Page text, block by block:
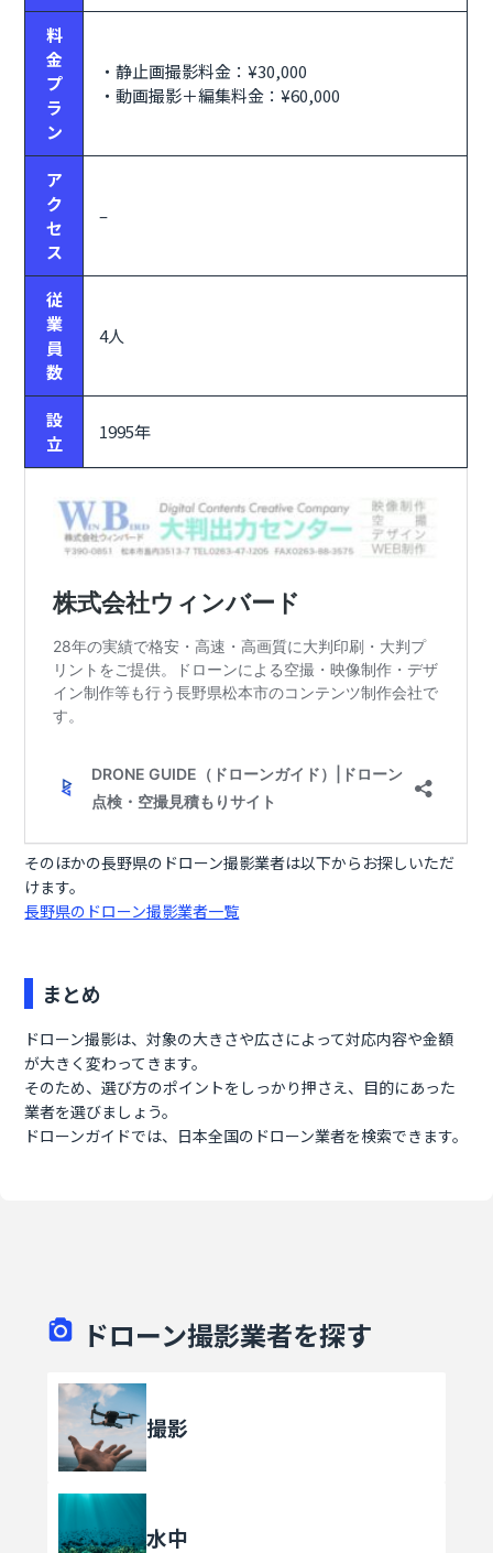
料
金
プ
ラ
ン
・静止画撮影料金：¥30,000
・動画撮影＋編集料金：¥60,000
ア
ク
セ
ス
–
従
業
員
数
4人
設
立
1995年
そのほかの長野県のドローン撮影業者は以下からお探しいただ
けます。
長野県のドローン撮影業者一覧
まとめ
ドローン撮影は、対象の大きさや広さによって対応内容や金額
が大きく変わってきます。
そのため、選び方のポイントをしっかり押さえ、目的にあった
業者を選びましょう。
ドローンガイドでは、日本全国のドローン業者を検索できます。
ドローン撮影業者を探す
撮影
水中